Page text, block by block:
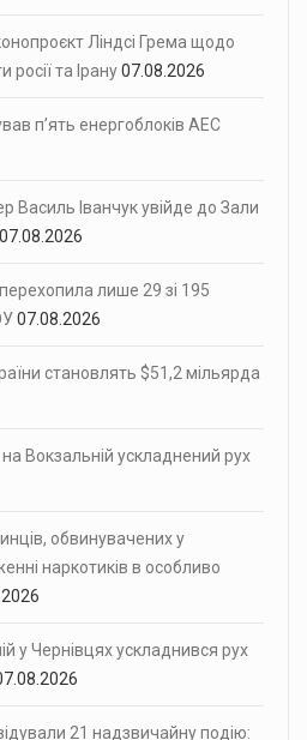
Ліндсі Грема щодо
росії та Ірану07.08.2026
п’ять енергоблоків АЕС
Василь Іванчук увійде до Зали
07.08.2026
лише 29 зі 195
07.08.2026
становлять $51,2 мільярда
Вокзальній ускладнений рух
обвинувачених у
наркотиків в особливо
у Чернівцях ускладнився рух
21 надзвичайну подію: